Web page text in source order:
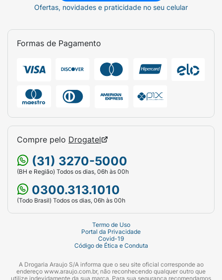
Ofertas, novidades e praticidade no seu celular
Formas de Pagamento
Compre pelo Drogatel
(31) 3270-5000
(BH e Região) Todos os dias, 06h às 00h
0300.313.1010
(Todo Brasil) Todos os dias, 06h às 00h
Termo de Uso
Portal da Privacidade
Covid-19
Código de Ética e Conduta
A Drogaria Araujo S/A informa que o seu site oficial corresponde ao
endereço www.araujo.com.br, não reconhecendo qualquer outro que
utilize indevidamente da sua marca. Para sua segurança recomendamos